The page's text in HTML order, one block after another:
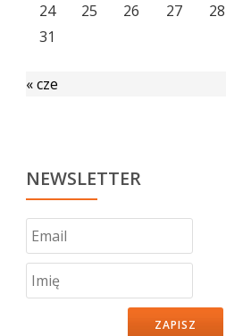
24
25 26 27 28
31
« cze
NEWSLETTER
ZAPISZ